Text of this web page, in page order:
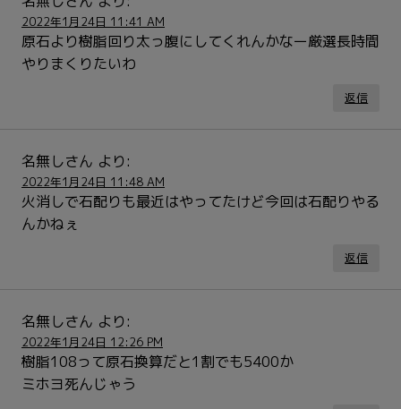
2022年1月24日 11:41 AM
原石より樹脂回り太っ腹にしてくれんかなー厳選長時間
やりまくりたいわ
返信
名無しさん より:
2022年1月24日 11:48 AM
火消しで石配りも最近はやってたけど今回は石配りやる
んかねぇ
返信
名無しさん より:
2022年1月24日 12:26 PM
樹脂108って原石換算だと1割でも5400か
ミホヨ死んじゃう